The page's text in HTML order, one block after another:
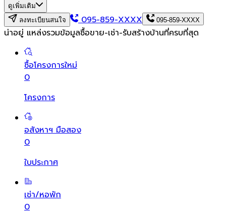
ดูเพิ่มเติม
ลงทะเบียนสนใจ
095-859-XXXX 095-859-XXXX
น่าอยู่ แหล่งรวมข้อมูลซื้อขาย-เช่า-รับสร้างบ้านที่ครบที่สุด
ซื้อโครงการใหม่
0
โครงการ
อสังหาฯ มือสอง
0
ใบประกาศ
เช่า/หอพัก
0